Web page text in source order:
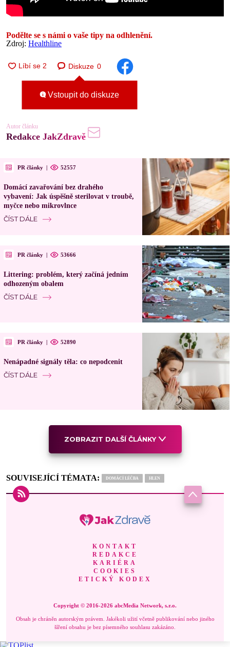
Podělte se s námi o vaše tipy na odhlenění.
Zdroj: Healthline
Diskuze 0
Vstoupit do diskuze
Autor článku
Redakce JakZdravě
PR články | 52557
Domácí zavařování bez drahého
vybavení: Jak úspěšně sterilovat v troubě,
myčce nebo mikrovlnce
ČÍST DÁLE
PR články | 53666
Littering: problém, který začíná jedním
odhozeným obalem
ČÍST DÁLE
PR články | 52890
Nenápadné signály těla: co nepodcenit
ČÍST DÁLE
ZOBRAZIT DALŠÍ ČLÁNKY
SOUVISEJÍCÍ TÉMATA: DOMÁCÍ LÉČBA HLEN
KONTAKT
REDAKCE
KARIÉRA
COOKIES
ETICKÝ KODEX
Copyright © 2016-2026 abcMedia Network, s.r.o.
Obsah je chráněn autorským právem. Jakékoli užití včetně publikování nebo jiného
šíření obsahu je bez písemného souhlasu zakázáno.